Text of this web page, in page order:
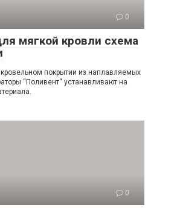
0
мягкой кровли схема
покрытии из наплавляемых
“Поливент“ устанавливают на
0